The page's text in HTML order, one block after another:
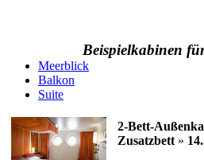
Beispielkabinen
Meerblick
Balkon
Suite
2-Bett-
Zusatzbett »